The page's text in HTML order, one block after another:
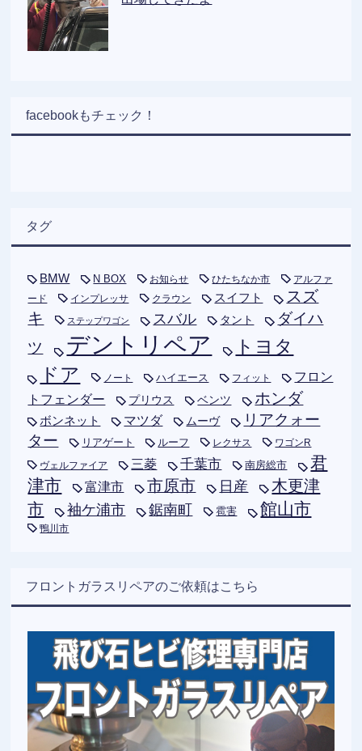
facebookもチェック！
タグ
BMW N BOX お知らせ ひたちなか市
アルファ
ード
インプレッサ クラウン スイフト
スズ
キ
ステップワゴン スバル タント
ダイハ
ツ
デントリペア
トヨタ
ドア
ノート ハイエース フィット
フロン
トフェンダー
プリウス ベンツ ホンダ
ボンネット マツダ ムーヴ
リアクォー
ター
リアゲート ルーフ レクサス ワゴンR
ヴェルファイア 三菱 千葉市 南房総市
君
津市
富津市 市原市 日産
木更津
市
袖ケ浦市 鋸南町 雹害 館山市
鴨川市
フロントガラスリペアのご依頼はこちら